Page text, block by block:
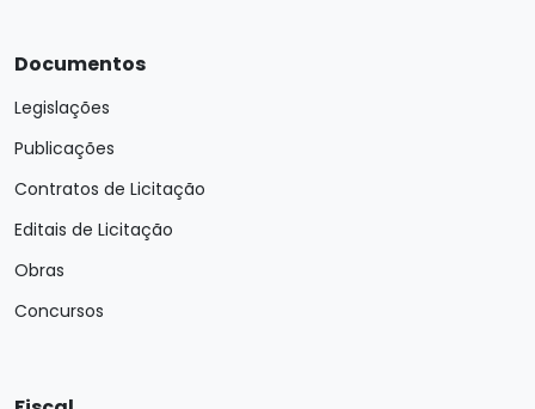
Documentos
Legislações
Publicações
Contratos de Licitação
Editais de Licitação
Obras
Concursos